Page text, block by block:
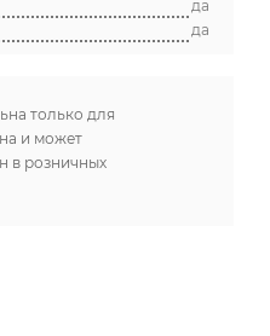
да
да
только для
и может
в розничных